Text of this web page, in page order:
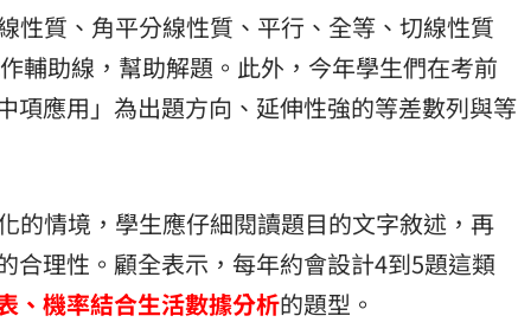
性質、角平分線性質、平行、全等、切線性質
輔助線，幫助解題。此外，今年學生們在考前
項應用」為出題方向、延伸性強的等差數列與等
的情境，學生應仔細閱讀題目的文字敘述，再
合理性。顧全表示，每年約會設計4到5題這類
、機率結合生活數據分析的題型。